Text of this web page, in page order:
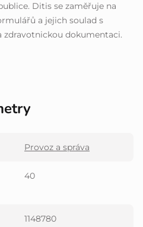
Ditis se zaměřuje na
a jejich soulad s
dokumentaci.
Provoz a správa
40
1148780